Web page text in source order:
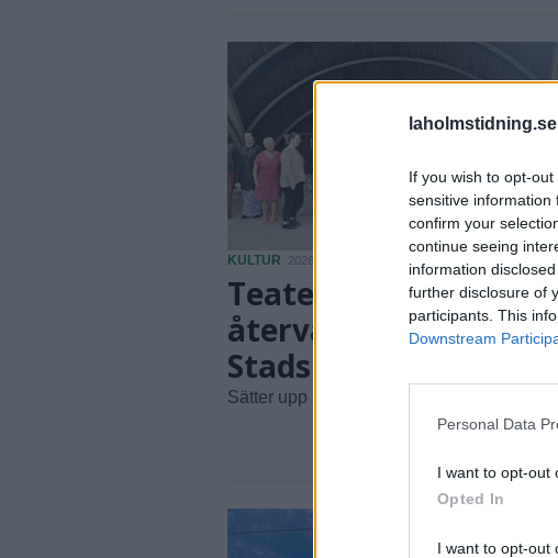
If you wish to opt-
sensitive information
confirm your
continue seeing
information
further disclosure of
participants. This
Downstream
Personal Data
I want to opt-out
Opted In
I want to opt-out
KULTUR 2026-06-27 KL. 05:58
Teaterrepet
återvänder till
Stadsparken
Sätter upp nytolkning av Stormen.